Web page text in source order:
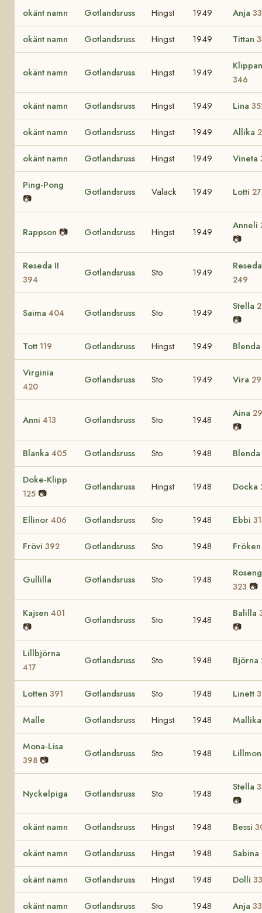
okänt namn Gotlandsruss Hingst 1949 Anja
okänt namn Gotlandsruss Hingst 1949 Tittan
okänt namn Gotlandsruss Hingst 1949
Klippan
346
okänt namn Gotlandsruss Hingst 1949 Lina
okänt namn Gotlandsruss Hingst 1949 Allika
okänt namn Gotlandsruss Hingst 1949 Vineta
Ping-Pong
📷
Gotlandsruss Valack 1949 Lotti
Rappson 📷 Gotlandsruss Hingst 1949
Anneli
📷
Reseda II
394
Gotlandsruss Sto 1949
Reseda
249
Saima 404 Gotlandsruss Sto 1949
Stella
📷
Tott 119 Gotlandsruss Hingst 1949 Blenda
Virginia
420
Gotlandsruss Sto 1949 Vira
Anni 413 Gotlandsruss Sto 1948
Aina
📷
Blanka 405 Gotlandsruss Sto 1948 Blenda
Doke-Klipp
125 📷
Gotlandsruss Hingst 1948 Docka
Ellinor 406 Gotlandsruss Sto 1948 Ebbi
Frövi 392 Gotlandsruss Sto 1948
Gullilla Gotlandsruss Sto 1948
323 📷
Kajsen 401
📷
Gotlandsruss Sto 1948
Balilla
📷
Lillbjörna
417
Gotlandsruss Sto 1948 Björna
Lotten 391 Gotlandsruss Sto 1948 Linett
Malle Gotlandsruss Hingst 1948
Mona-Lisa
398 📷
Gotlandsruss Sto 1948
Nyckelpiga Gotlandsruss Sto 1948
Stella
📷
okänt namn Gotlandsruss Hingst 1948 Bessi
okänt namn Gotlandsruss Hingst 1948 Sabina
okänt namn Gotlandsruss Hingst 1948 Dolli
okänt namn Gotlandsruss Sto 1948 Anja